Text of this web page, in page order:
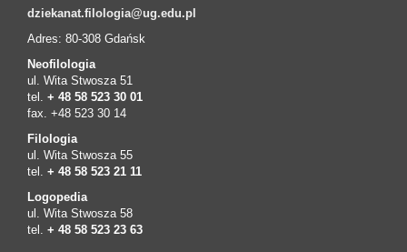
dziekanat.filologia@ug.edu.pl
Adres: 80-308 Gdańsk
Neofilologia
ul. Wita Stwosza 51
tel. + 48 58 523 30 01
fax. +48 523 30 14
Filologia
ul. Wita Stwosza 55
tel. + 48 58 523 21 11
Logopedia
ul. Wita Stwosza 58
tel. + 48 58 523 23 63